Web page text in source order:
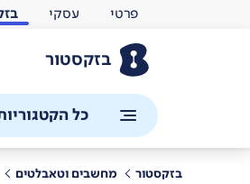
פרטי עסקי
בזקסטור
כל
בזקסטור מחשבים וטאבלטים